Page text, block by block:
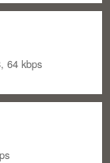
64 kbps